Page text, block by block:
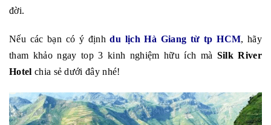
đời.
Nếu các bạn có ý địnhdu lịch Hà Giang từ tp HCM, hãy
tham khảo ngay top 3 kinh nghiệm hữu ích mà Silk River
Hotel chia sẻ dưới đây nhé!